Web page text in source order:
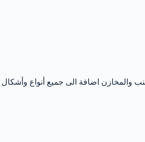
والمخازن اضافة الى جميع أنواع